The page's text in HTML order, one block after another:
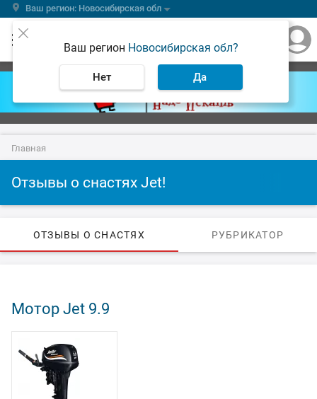
Ваш регион: Новосибирская обл
Ваш регион Новосибирская обл?
Нет Да
Главная
Отзывы о снастях Jet!
ОТЗЫВЫ О СНАСТЯХ РУБРИКАТОР
Мотор Jet 9.9